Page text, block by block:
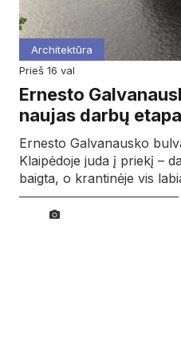
Architektūra
prieš 16 val
Ernesto
naujas darbų
Ernesto Galvanausko
Klaipėdoje juda į priekį –
baigta, o krantinėje vis